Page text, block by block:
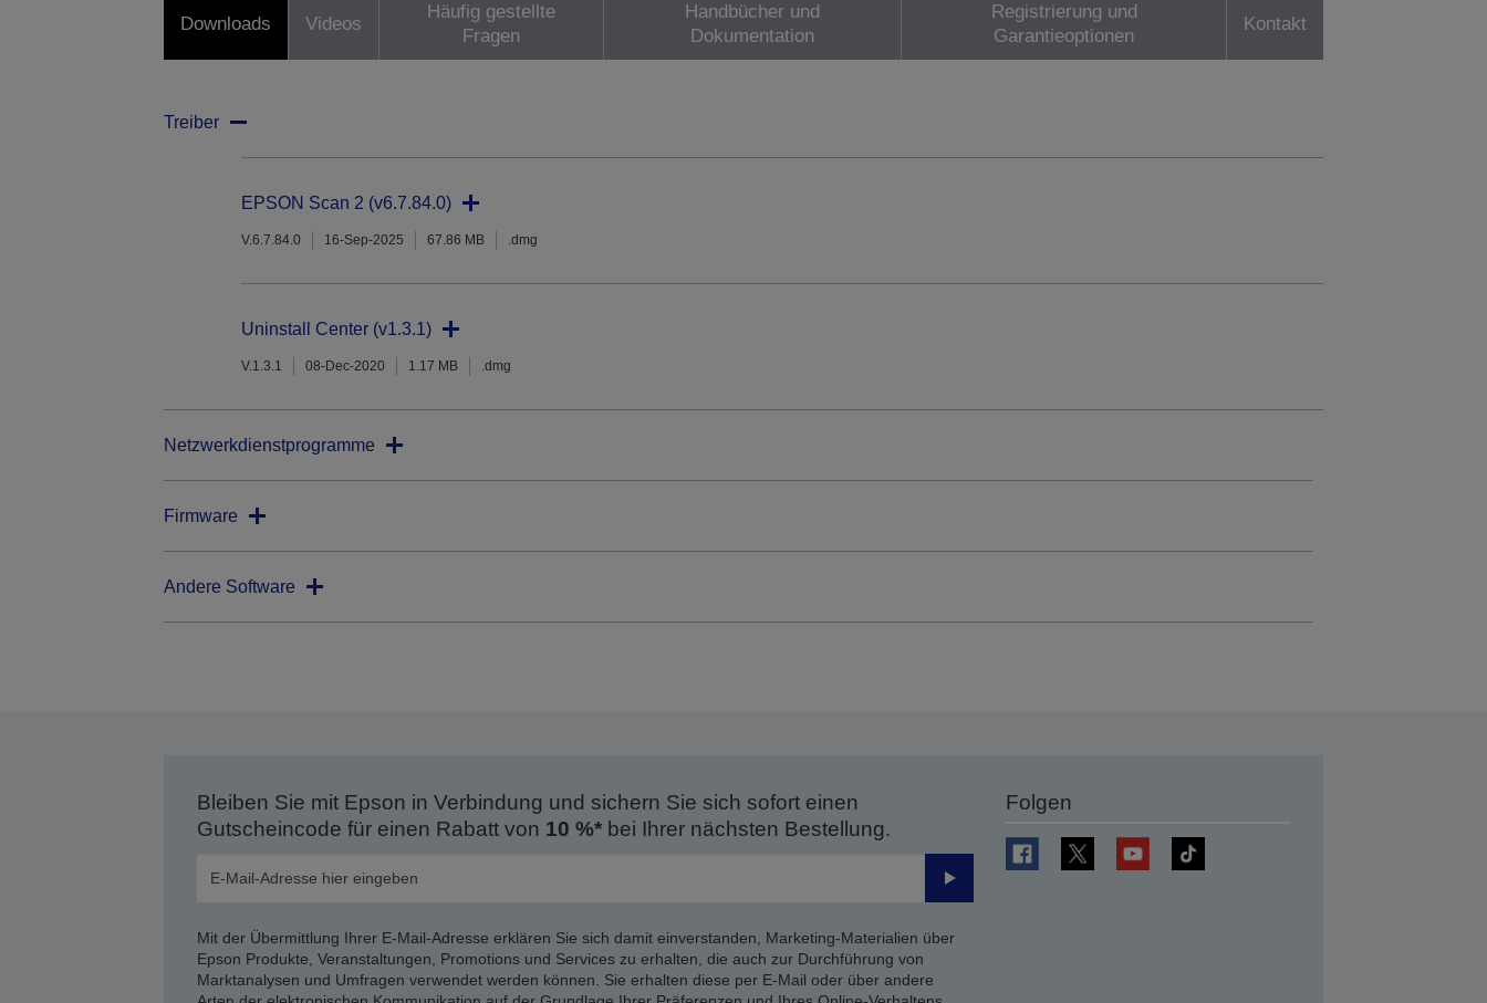
Downloads Videos
Häufig gestellte
Fragen
Handbücher und
Dokumentation
Registrierung und
Garantieoptionen
Kontakt
Treiber
EPSON Scan 2 (v6.7.84.0)
V.6.7.84.0 16-Sep-2025 67.86 MB .dmg
Uninstall Center (v1.3.1)
V.1.3.1 08-Dec-2020 1.17 MB .dmg
Netzwerkdienstprogramme
Firmware
Andere Software
Bleiben Sie mit Epson in Verbindung und sichern Sie sich sofort einen
Gutscheincode für einen Rabatt von 10 %*bei Ihrer nächsten Bestellung.
Senden
Mit der Übermittlung Ihrer E-Mail-Adresse erklären Sie sich damit einverstanden, Marketing-Materialien über
Epson Produkte, Veranstaltungen, Promotions und Services zu erhalten, die auch zur Durchführung von
Marktanalysen und Umfragen verwendet werden können. Sie erhalten diese per E-Mail oder über andere
Folgen